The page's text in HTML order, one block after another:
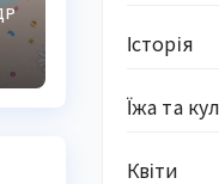
Історія
Їжа та
Квіти